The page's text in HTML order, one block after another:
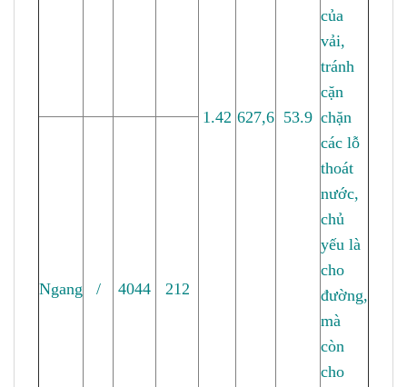
1.42 627,6 53.9
của
vải,
tránh
cặn
chặn
các lỗ
thoát
nước,
chủ
yếu là
cho
đường,
mà
còn
cho
Ngang / 4044 212